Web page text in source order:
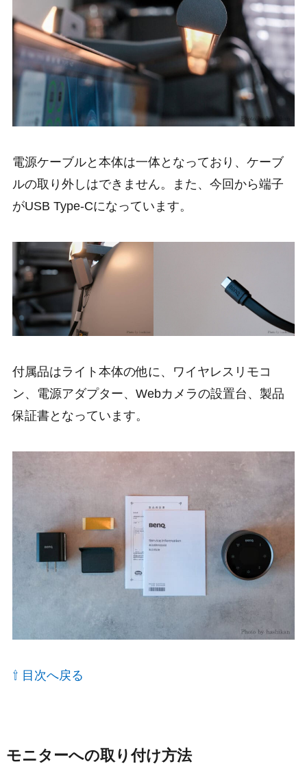
電源ケーブルと本体は一体となっており、ケーブ
ルの取り外しはできません。また、今回から端子
がUSB Type-Cになっています。
付属品はライト本体の他に、ワイヤレスリモコ
ン、電源アダプター、Webカメラの設置台、製品
保証書となっています。
⇧ 目次へ戻る
モニターへの取り付け方法